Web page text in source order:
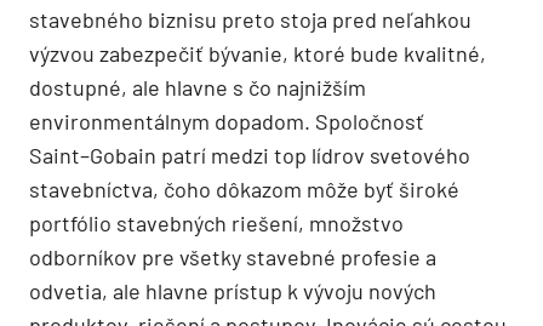
stavebného biznisu preto stoja pred neľahkou
výzvou zabezpečiť bývanie, ktoré bude kvalitné,
dostupné, ale hlavne s čo najnižším
environmentálnym dopadom. Spoločnosť
Saint–Gobain patrí medzi top lídrov svetového
stavebníctva, čoho dôkazom môže byť široké
portfólio stavebných riešení, množstvo
odborníkov pre všetky stavebné profesie a
odvetia, ale hlavne prístup k vývoju nových